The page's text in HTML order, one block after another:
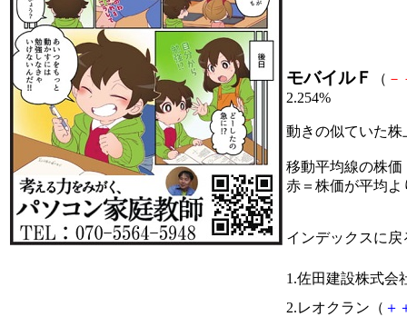
モバイルＦ （ －
2.254%
動きの似ていた
移動平均線の株価
赤＝株価が平均
インデックスに戻
1.佐田建設株式会
2.レオクラン（ ＋